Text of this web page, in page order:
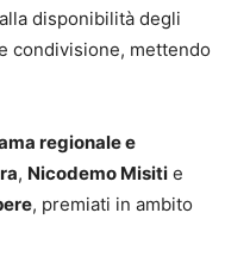
disponibilità degli
condivisione, mettendo
regionale e
, Nicodemo Misiti e
, premiati in ambito